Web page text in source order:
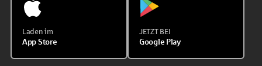
Laden im
App Store
JETZT BEI
Google Play